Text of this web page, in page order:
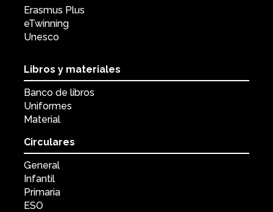
Erasmus Plus
eTwinning
Unesco
Libros y materiales
Banco de libros
Uniformes
Material
Circulares
General
Infantil
Primaria
ESO